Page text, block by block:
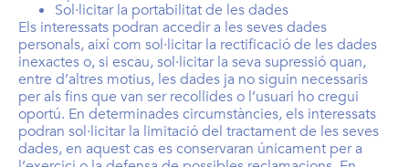
Sol·licitar la portabilitat de les dades
Els interessats podran accedir a les seves dades
personals, així com sol·licitar la rectificació de les dades
inexactes o, si escau, sol·licitar la seva supressió quan,
entre d’altres motius, les dades ja no siguin necessaris
per als fins que van ser recollides o l’usuari ho cregui
oportú. En determinades circumstàncies, els interessats
podran sol·licitar la limitació del tractament de les seves
dades, en aquest cas es conservaran únicament per a